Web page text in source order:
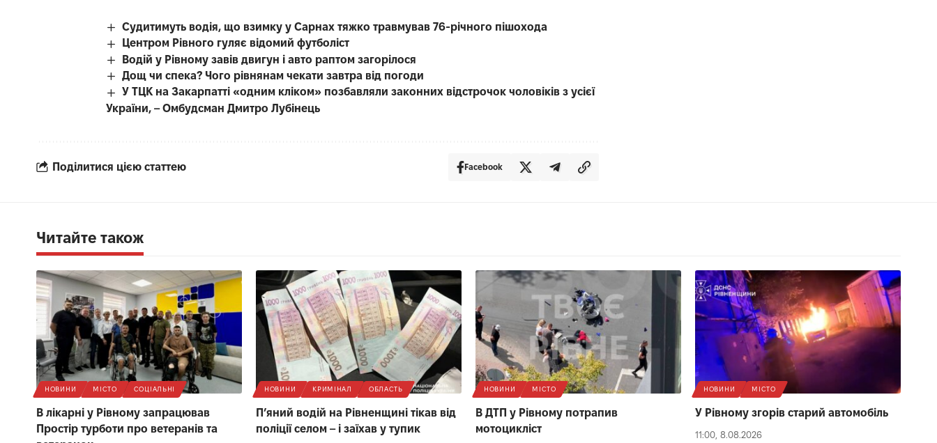
Судитимуть водія, що взимку у Сарнах тяжко травмував 76-річного пішохода
Центром Рівного гуляє відомий футболіст
Водій у Рівному завів двигун і авто раптом загорілося
Дощ чи спека? Чого рівнянам чекати завтра від погоди
У ТЦК на Закарпатті «одним кліком» позбавляли законних відстрочок чоловіків з усієї
України, – Омбудсман Дмитро Лубінець
Поділитися цією статтею Facebook
Читайте також
НОВИНИ МІСТО СОЦІАЛЬНІ
В лікарні у Рівному запрацював
Простір турботи про ветеранів та
НОВИНИ КРИМІНАЛ ОБЛАСТЬ
П’яний водій на Рівненщині тікав від
поліції селом – і заїхав у тупик
НОВИНИ МІСТО
В ДТП у Рівному потрапив
мотоцикліст
НОВИНИ МІСТО
У Рівному згорів старий автомобіль
11:00, 8.08.2026